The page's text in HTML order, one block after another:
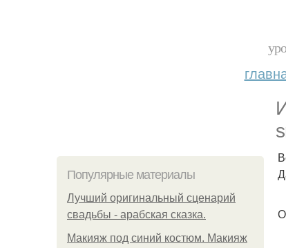
Популярные материалы
Лучший оригинальный сценарий
свадьбы - арабская сказка.
Макияж под синий костюм. Макияж